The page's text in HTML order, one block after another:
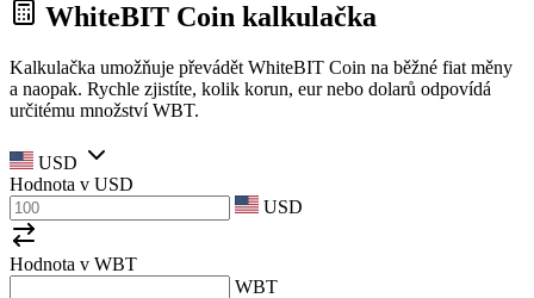
WhiteBIT Coin kalkulačka
Kalkulačka umožňuje převádět WhiteBIT Coin na běžné fiat měny
a naopak. Rychle zjistíte, kolik korun, eur nebo dolarů odpovídá
určitému množství WBT.
USD
Hodnota v USD
USD
Hodnota v WBT
WBT